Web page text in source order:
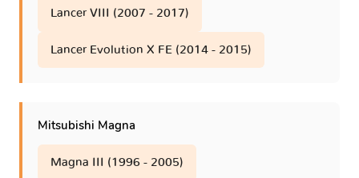
Lancer VIII (2007 - 2017)
Lancer Evolution X FE (2014 - 2015)
Mitsubishi Magna
Magna III (1996 - 2005)